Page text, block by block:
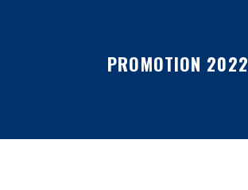
PROMOTION 2022